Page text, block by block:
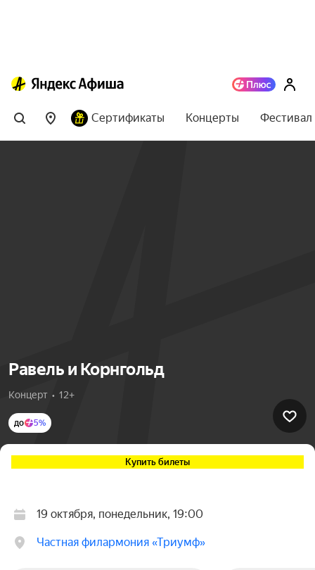
Сертификаты Концерты
Равель и Корнгольд
Концерт  •  12+
до 5%
Купить билеты
19 октября, понедельник, 19:00
Частная филармония «Триумф»